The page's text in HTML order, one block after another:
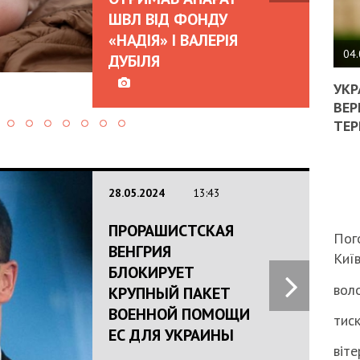
ШВЛ ВІД ФОНДУ
«НАДІЯ» І ВАЛЕРІЯ
ДУБІЛЯ
28.05.2024 13:43
ПРОРАШИСТСКАЯ
ВЕНГРИЯ
БЛОКИРУЕТ
КРУПНЫЙ ПАКЕТ
ВОЕННОЙ ПОМОЩИ
ЕС ДЛЯ УКРАИНЫ
НА
Київ